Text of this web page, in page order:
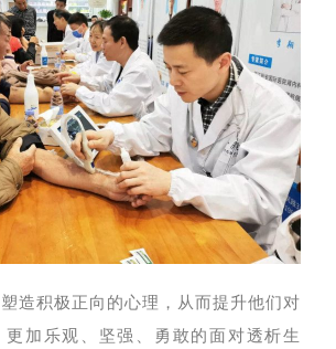
造积极正向的心理，从而提升他们对
加乐观、坚强、勇敢的面对透析生